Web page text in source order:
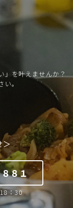
」を叶えませんか？
。
＞
８１
：30